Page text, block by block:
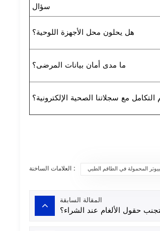
سؤال
هل يحلون محل الأجهزة اللوحية؟
ما مدى أمان بيانات المرضى؟
مع سجلاتنا الصحية الإلكترونية؟
العلامات الساخنة : المحمولة في الطاقم الطبي
المقالة السابقة
حقول الألغام عند الشراء؟